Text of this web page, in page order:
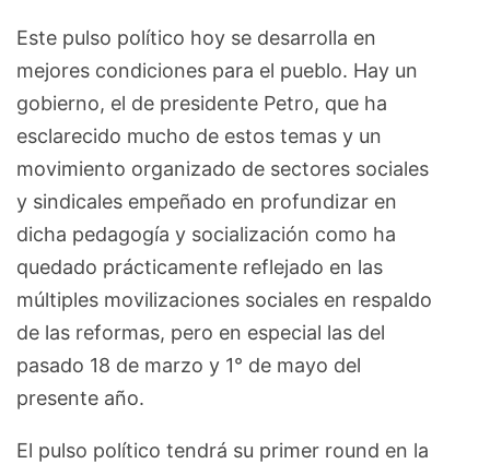
Este pulso político hoy se desarrolla en
mejores condiciones para el pueblo. Hay un
gobierno, el de presidente Petro, que ha
esclarecido mucho de estos temas y un
movimiento organizado de sectores sociales
y sindicales empeñado en profundizar en
dicha pedagogía y socialización como ha
quedado prácticamente reflejado en las
múltiples movilizaciones sociales en respaldo
de las reformas, pero en especial las del
pasado 18 de marzo y 1° de mayo del
presente año.
El pulso político tendrá su primer round en la